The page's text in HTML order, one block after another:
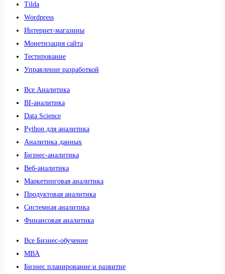
Tilda
Wordpress
Интернет-магазины
Монетизация сайта
Тестирование
Управление разработкой
Все Аналитика
BI-аналитика
Data Science
Python для аналитика
Аналитика данных
Бизнес-аналитика
Веб-аналитика
Маркетинговая аналитика
Продуктовая аналитика
Системная аналитика
Финансовая аналитика
Все Бизнес-обучение
MBA
Бизнес планирование и развитие